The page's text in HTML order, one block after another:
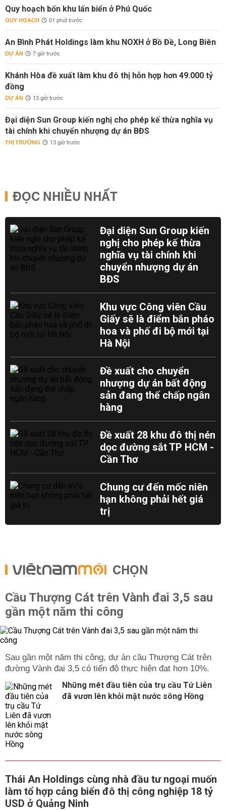
Quy hoạch bốn khu lấn biển ở Phú Quốc
QUY HOẠCH 01 phút trước
An Bình Phát Holdings làm khu NOXH ở Bồ Đề, Long Biên
DỰ ÁN 7 giờ trước
Khánh Hòa đề xuất làm khu đô thị hỗn hợp hơn 49.000 tỷ
đồng
DỰ ÁN 13 giờ trước
Đại diện Sun Group kiến nghị cho phép kế thừa nghĩa vụ
tài chính khi chuyển nhượng dự án BĐS
THỊ TRƯỜNG 13 giờ trước
ĐỌC NHIỀU NHẤT
Đại diện Sun Group kiến
nghị cho phép kế thừa
nghĩa vụ tài chính khi
chuyển nhượng dự án
BĐS
Khu vực Công viên Cầu
Giấy sẽ là điểm bắn pháo
hoa và phố đi bộ mới tại
Hà Nội
Đề xuất cho chuyển
nhượng dự án bất động
sản đang thế chấp ngân
hàng
Đề xuất 28 khu đô thị nén
dọc đường sắt TP HCM -
Cần Thơ
Chung cư đến mốc niên
hạn không phải hết giá
trị
CHỌN
Cầu Thượng Cát trên Vành đai 3,5 sau
gần một năm thi công
Sau gần một năm thi công, dự án cầu Thượng Cát trên
đường Vành đai 3,5 có tiến độ thực hiện đạt hơn 10%.
Những mét đầu tiên của trụ cầu Tứ Liên
đã vươn lên khỏi mặt nước sông Hồng
Thái An Holdings cùng nhà đầu tư ngoại muốn
làm tổ hợp cảng biển đô thị công nghiệp 18 tỷ
USD ở Quảng Ninh